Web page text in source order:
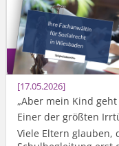
17.05.2026
„Aber mein Kind
Einer der größten
Viele Eltern glauben,